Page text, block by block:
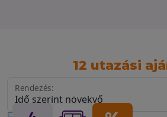
12 utazási
Rendezés: